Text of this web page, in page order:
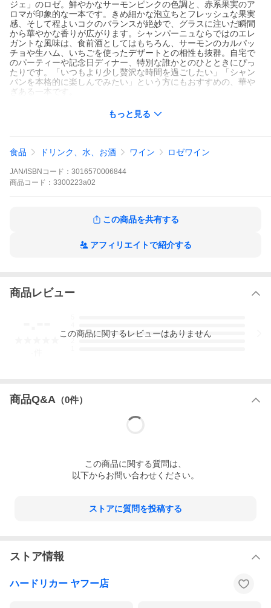
ジェ」のロゼ。鮮やかなサーモンピンクの色調と、赤系果実のア
ロマが印象的な一本です。きめ細かな泡立ちとフレッシュな果実
感、そして程よいコクのバランスが絶妙で、グラスに注いだ瞬間
から華やかな香りが広がります。シャンパーニュならではのエレ
ガントな風味は、食前酒としてはもちろん、サーモンのカルパッ
チョや生ハム、いちごを使ったデザートとの相性も抜群。自宅で
のパーティーや記念日ディナー、特別な誰かとのひとときにぴっ
たりです。「いつもより少し贅沢な時間を過ごしたい」「シャン
パンを本格的に楽しんでみたい」という方にもおすすめの、華や
ぎある一本です。
もっと見る
食品 ドリンク、水、お酒 ワイン ロゼワイン
JAN/ISBNコード： 3016570006844
商品 コード： 3300223a02
この商品を共有する
アフィリエイトで紹介する
商品レビュー
3
この商品に関するレビューはありません
商品Q&A （0件）
この商品に関する質問は、
以下からお問い合わせください。
ストアに質問を投稿する
ストア情報
ハードリカー ヤフー店